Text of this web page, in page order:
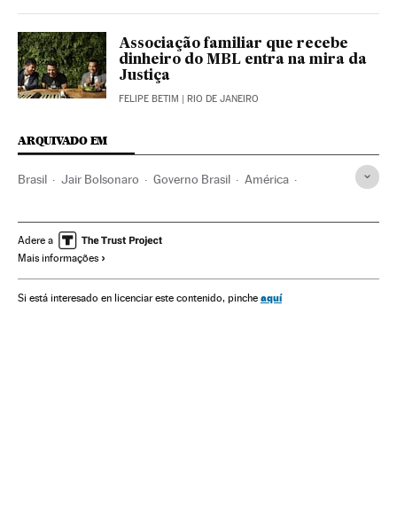
Associação familiar que recebe
dinheiro do MBL entra na mira da
Justiça
FELIPE BETIM | RIO DE JANEIRO
ARQUIVADO EM
Brasil Jair Bolsonaro Governo Brasil América
Redes sociais Facebook
Adere a
Mais informações
Si está interesado en licenciar este contenido, pinche aquí